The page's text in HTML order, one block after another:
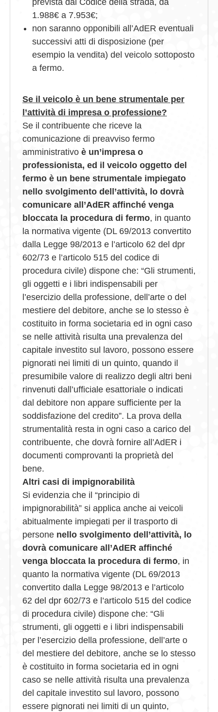
prevista dal Codice della strada, da
1.988€ a 7.953€;
non saranno opponibili all’AdER eventuali
successivi atti di disposizione (per
esempio la vendita) del veicolo sottoposto
a fermo.
Se il veicolo è un bene strumentale per
l’attività di impresa o professione?
Se il contribuente che riceve la
comunicazione di preavviso fermo
amministrativo è un’impresa o
professionista, ed il veicolo oggetto del
fermo è un bene strumentale impiegato
nello svolgimento dell’attività, lo dovrà
comunicare all’AdER affinché venga
bloccata la procedura di fermo, in quanto
la normativa vigente (DL 69/2013 convertito
dalla Legge 98/2013 e l’articolo 62 del dpr
602/73 e l’articolo 515 del codice di
procedura civile) dispone che: “Gli strumenti,
gli oggetti e i libri indispensabili per
l’esercizio della professione, dell’arte o del
mestiere del debitore, anche se lo stesso è
costituito in forma societaria ed in ogni caso
se nelle attività risulta una prevalenza del
capitale investito sul lavoro, possono essere
pignorati nei limiti di un quinto, quando il
presumibile valore di realizzo degli altri beni
rinvenuti dall’ufficiale esattoriale o indicati
dal debitore non appare sufficiente per la
soddisfazione del credito”. La prova della
strumentalità resta in ogni caso a carico del
contribuente, che dovrà fornire all’AdER i
documenti comprovanti la proprietà del
bene.
Altri casi di impignorabilità
Si evidenzia che il “principio di
impignorabilità” si applica anche ai veicoli
abitualmente impiegati per il trasporto di
persone nello svolgimento dell’attività, lo
dovrà comunicare all’AdER affinché
venga bloccata la procedura di fermo, in
quanto la normativa vigente (DL 69/2013
convertito dalla Legge 98/2013 e l’articolo
62 del dpr 602/73 e l’articolo 515 del codice
di procedura civile) dispone che: “Gli
strumenti, gli oggetti e i libri indispensabili
per l’esercizio della professione, dell’arte o
del mestiere del debitore, anche se lo stesso
è costituito in forma societaria ed in ogni
caso se nelle attività risulta una prevalenza
del capitale investito sul lavoro, possono
essere pignorati nei limiti di un quinto,